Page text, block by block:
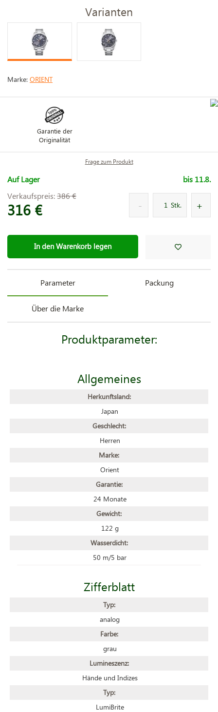
Varianten
Marke: ORIENT
Garantie der
Originalität
Frage zum Produkt
Auf Lager
bis 11.8.
Verkaufspreis:386 €
316 € Stk.
In den Warenkorb legen
Parameter Packung
Über die Marke
Produktparameter:
Allgemeines
Herkunftsland:
Japan
Geschlecht:
Herren
Marke:
Orient
Garantie:
24 Monate
Gewicht:
122 g
Wasserdicht:
50 m/5 bar
Zifferblatt
Typ:
analog
Farbe:
grau
Lumineszenz:
Hände und Indizes
Typ:
LumiBrite